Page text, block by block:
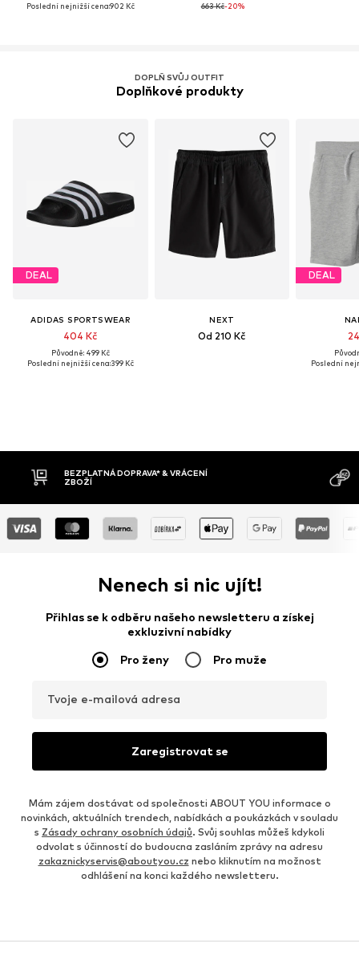
Poslední nejnižší cena:902 Kč
663 Kč-20%
DOPLŇ SVŮJ OUTFIT
Doplňkové produkty
DEAL
ADIDAS SPORTSWEAR
404 Kč
Původně: 499 Kč
Poslední nejnižší cena:399 Kč
NEXT
Od 210 Kč
DEAL
Poslední
DOPRAVA* & VRÁCENÍ
Nenech si nic ujít!
Přihlas se k odběru našeho newsletteru a získej
exkluzivní nabídky
Pro ženy Pro muže
Tvoje e-mailová adresa
Zaregistrovat se
Mám zájem dostávat od společnosti ABOUT YOU informace o
novinkách, aktuálních trendech, nabídkách a poukázkách v souladu
s Zásady ochrany osobních údajů. Svůj souhlas můžeš kdykoli
odvolat s účinností do budoucna zasláním zprávy na adresu
zakaznickyservis@aboutyou.cz nebo kliknutím na možnost
odhlášení na konci každého newsletteru.